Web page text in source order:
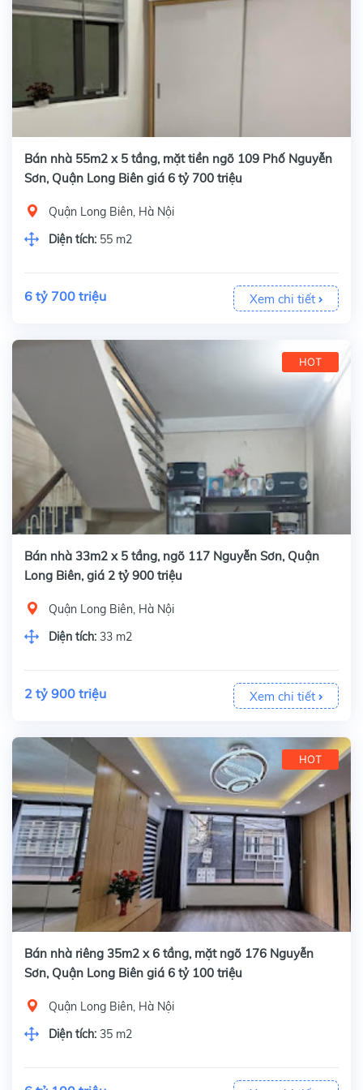
Bán nhà 55m2 x 5 tầng, mặt tiền ngõ 109 Phố Nguyễn
Sơn, Quận Long Biên giá 6 tỷ 700 triệu
Quận Long Biên, Hà Nội
Diện tích: 55 m2
6 tỷ 700 triệu Xem chi tiết
HOT
Bán nhà 33m2 x 5 tầng, ngõ 117 Nguyễn Sơn, Quận
Long Biên, giá 2 tỷ 900 triệu
Quận Long Biên, Hà Nội
Diện tích: 33 m2
2 tỷ 900 triệu Xem chi tiết
HOT
Bán nhà riêng 35m2 x 6 tầng, mặt ngõ 176 Nguyễn
Sơn, Quận Long Biên giá 6 tỷ 100 triệu
Quận Long Biên, Hà Nội
Diện tích: 35 m2